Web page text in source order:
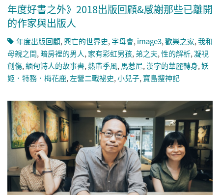
年度好書之外》2018出版回顧&感謝那些已離開
的作家與出版人
年度出版回顧,興亡的世界史,字母會,image3,歡樂之家,我和
母親之間,暗房裡的男人,家有彩虹男孩,弟之夫,性的解析,凝視
創傷,緬甸詩人的故事書,熱帶季風,馬惹尼,漢字的華麗轉身,妖
姬．特務．梅花鹿,左營二戰祕史,小兒子,寶島搜神記